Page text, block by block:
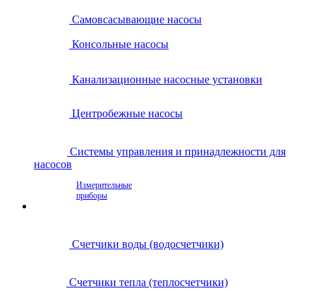
Самовсасывающие насосы
Консольные насосы
Канализационные насосные установки
Центробежные насосы
Системы управления и принадлежности для
насосов
Измерительные
приборы
Счетчики воды (водосчетчики)
Счетчики тепла (теплосчетчики)